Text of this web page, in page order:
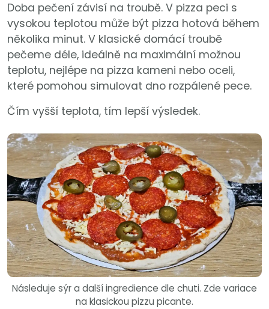
Doba pečení závisí na troubě. V pizza peci s
vysokou teplotou může být pizza hotová během
několika minut. V klasické domácí troubě
pečeme déle, ideálně na maximální možnou
teplotu, nejlépe na pizza kameni nebo oceli,
které pomohou simulovat dno rozpálené pece.
Čím vyšší teplota, tím lepší výsledek.
Následuje sýr a další ingredience dle chuti. Zde variace
na klasickou pizzu picante.